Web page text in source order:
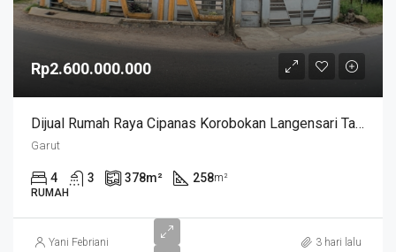
Rp2.600.000.000
Dijual Rumah Raya Cipanas Korobokan Langensari Tarogong Garut
Garut
4 3 378m² 258m²
RUMAH
Yani Febriani 3 hari lalu